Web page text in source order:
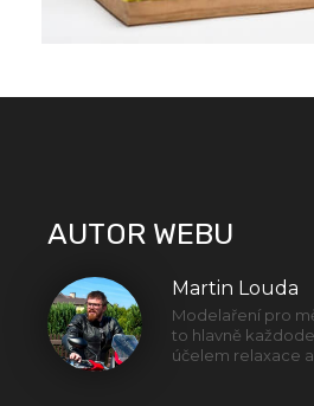
AUTOR WEBU
Martin Louda
Modelaření pro
to hlavně
účelem relaxace